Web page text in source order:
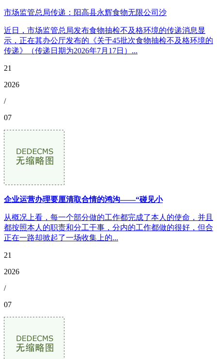
市场监管总局传递：阳高县永辉食物无限公司沙
近日，市场监管总局发布食物抽检不及格环境的传递消息显
示，正在其办公厅发布的《关于45批次食物抽检不及格环境的
传递》（传递日期为2026年7月17日）...
21
2026
/
07
企业运营办理要厘清取合情的鸿沟——“碰见小
从概况上看，每一个部分做的工作都完成了本人的使命，并且
都按照本人的职责和分工干事，分内的工作都做的很好，但合
正在一路却掀起了一场收集上的...
21
2026
/
07